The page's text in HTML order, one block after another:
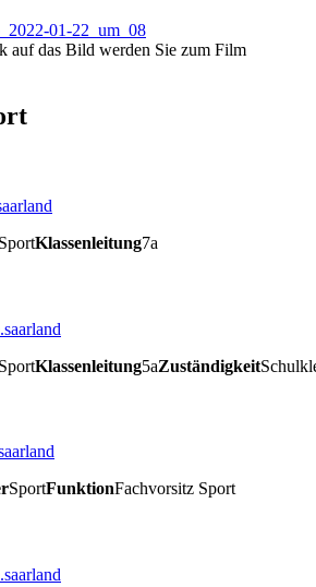
auf das Bild werden Sie zum Film
SportKlassenleitung7a
SportKlassenleitung5aZuständigkeit
SportFunktionFachvorsitz Sport